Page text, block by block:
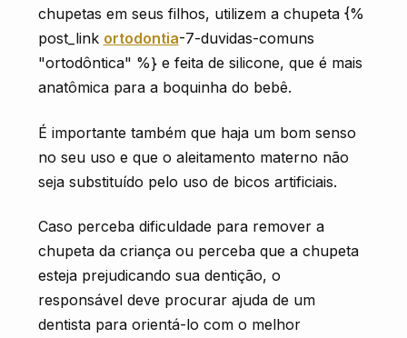
chupetas em seus filhos, utilizem a chupeta {%
post_link ortodontia-7-duvidas-comuns
"ortodôntica" %} e feita de silicone, que é mais
anatômica para a boquinha do bebê.
É importante também que haja um bom senso
no seu uso e que o aleitamento materno não
seja substituído pelo uso de bicos artificiais.
Caso perceba dificuldade para remover a
chupeta da criança ou perceba que a chupeta
esteja prejudicando sua dentição, o
responsável deve procurar ajuda de um
dentista para orientá-lo com o melhor